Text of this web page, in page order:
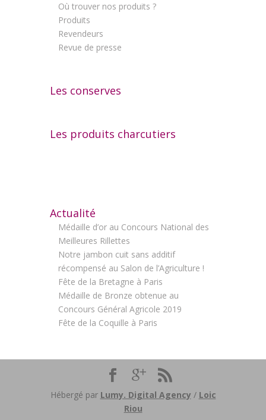
Où trouver nos produits ?
Produits
Revendeurs
Revue de presse
Les conserves
Les produits charcutiers
Actualité
Médaille d’or au Concours National des
Meilleures Rillettes
Notre jambon cuit sans additif
récompensé au Salon de l’Agriculture !
Fête de la Bretagne à Paris
Médaille de Bronze obtenue au
Concours Général Agricole 2019
Fête de la Coquille à Paris
Hébergé par Lumy. Digital Agency / Loic
Riou